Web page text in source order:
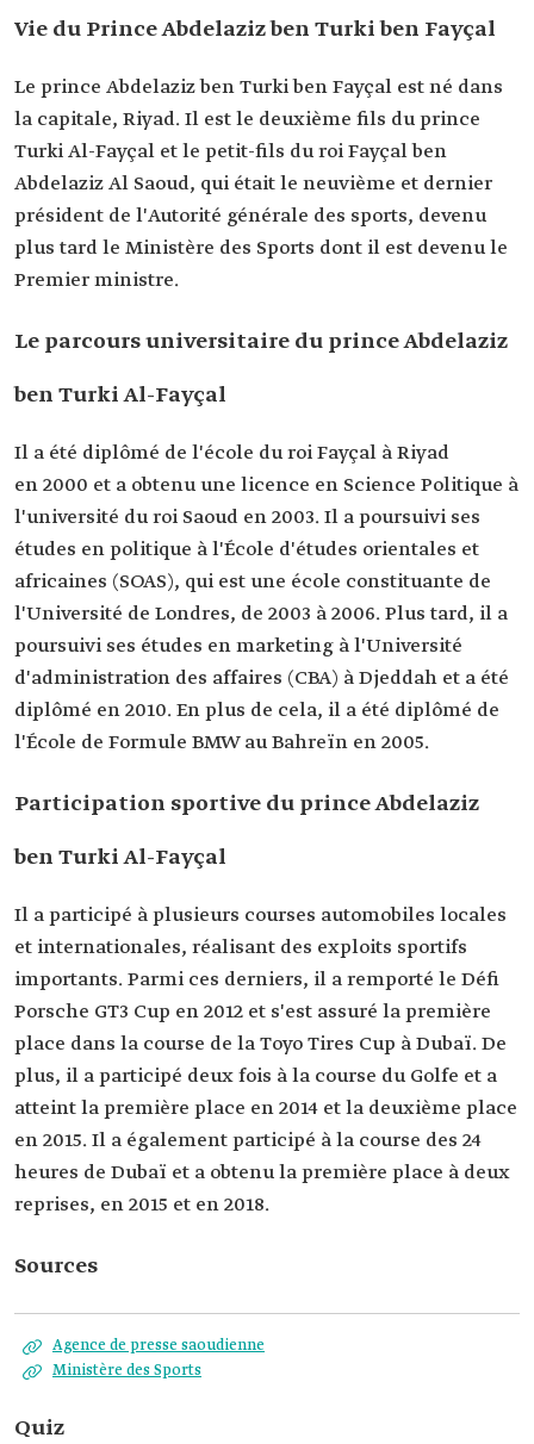
Autres postes
Président de l'Union des associations arabes de
paralympique saoudien.
Vie du Prince Abdelaziz ben Turki ben Fayçal
Le prince Abdelaziz ben Turki ben Fayçal est né dans
la capitale, Riyad. Il est le deuxième fils du prince
Turki Al-Fayçal et le petit-fils du roi Fayçal ben
Abdelaziz Al Saoud, qui était le neuvième et dernier
président de l'Autorité générale des sports, devenu
plus tard le Ministère des Sports dont il est devenu le
Premier ministre.
Le parcours universitaire du prince Abdelaziz
ben Turki Al-Fayçal
Il a été diplômé de l'école du roi Fayçal à Riyad
en 2000 et a obtenu une licence en Science Politique à
l'université du roi Saoud en 2003. Il a poursuivi ses
études en politique à l'École d'études orientales et
africaines (SOAS), qui est une école constituante de
l'Université de Londres, de 2003 à 2006. Plus tard, il a
poursuivi ses études en marketing à l'Université
d'administration des affaires (CBA) à Djeddah et a été
diplômé en 2010. En plus de cela, il a été diplômé de
l'École de Formule BMW au Bahreïn en 2005.
Participation sportive du prince Abdelaziz
ben Turki Al-Fayçal
Il a participé à plusieurs courses automobiles locales
et internationales, réalisant des exploits sportifs
importants. Parmi ces derniers, il a remporté le Défi
Porsche GT3 Cup en 2012 et s'est assuré la première
place dans la course de la Toyo Tires Cup à Dubaï. De
plus, il a participé deux fois à la course du Golfe et a
atteint la première place en 2014 et la deuxième place
en 2015. Il a également participé à la course des 24
heures de Dubaï et a obtenu la première place à deux
reprises, en 2015 et en 2018.
Sources
Agence de presse saoudienne
Ministère des Sports
Quiz